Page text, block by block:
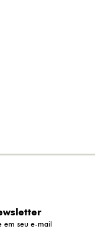
em seu e-mail